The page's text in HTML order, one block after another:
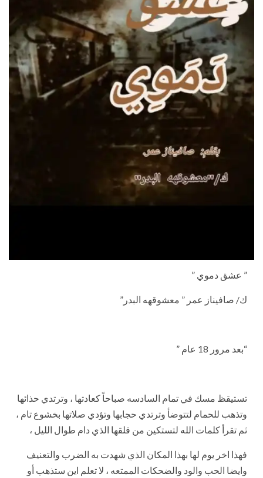
” عشق دموي ”
ك/ صافيناز عمر ” معشوقهه البدر”
“بعد مرور 18 عام ”
تستيقظ مسك في تمام السادسه صباحاً كعادتها ، وترتدي حذائها
وتذهب للحمام لتتوضأ وترتدي حجابها وتؤدي صلاتها بخشوع تام ،
ثم تقرأ كلمات الله لتستكين من قلقها الذي دام طوال الليل ،
فهذا اخر يوم لها بهذا المكان الذي شهدت به الضرب والتعنيف
وايضا الحب والود والضحكات الممتعه ، لا تعلم اين ستذهب أو